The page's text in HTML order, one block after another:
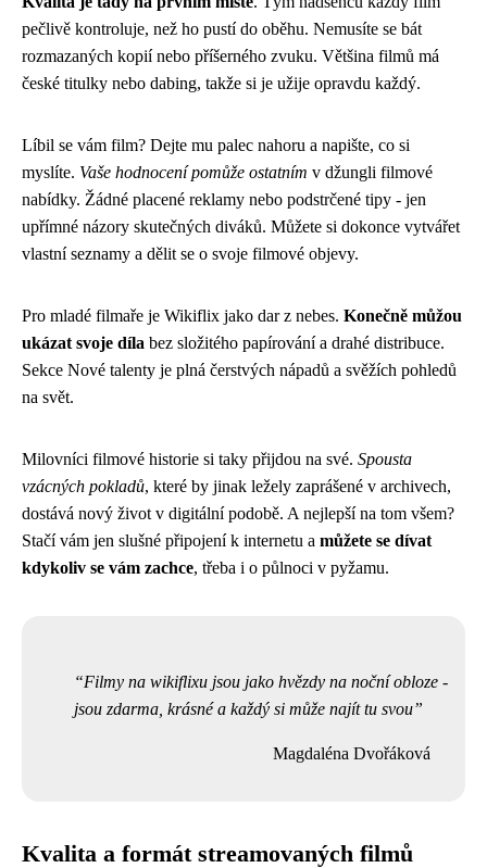
pečlivě kontroluje, než ho pustí do oběhu. Nemusíte se bát
rozmazaných kopií nebo příšerného zvuku. Většina filmů má
české titulky nebo dabing, takže si je užije opravdu každý.
Líbil se vám film? Dejte mu palec nahoru a napište, co si
myslíte. Vaše hodnocení pomůže ostatním v džungli filmové
nabídky. Žádné placené reklamy nebo podstrčené tipy - jen
upřímné názory skutečných diváků. Můžete si dokonce vytvářet
vlastní seznamy a dělit se o svoje filmové objevy.
Pro mladé filmaře je Wikiflix jako dar z nebes. Konečně můžou
ukázat svoje díla bez složitého papírování a drahé distribuce.
Sekce Nové talenty je plná čerstvých nápadů a svěžích pohledů
na svět.
Milovníci filmové historie si taky přijdou na své. Spousta
vzácných pokladů, které by jinak ležely zaprášené v archivech,
dostává nový život v digitální podobě. A nejlepší na tom všem?
Stačí vám jen slušné připojení k internetu a můžete se dívat
kdykoliv se vám zachce, třeba i o půlnoci v pyžamu.
Filmy na wikiflixu jsou jako hvězdy na noční obloze -
jsou zdarma, krásné a každý si může najít tu svou
Magdaléna Dvořáková
Kvalita a formát streamovaných filmů